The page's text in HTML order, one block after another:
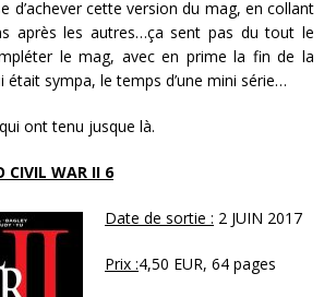
d’achever cette version du mag, en collant
après les autres…ça sent pas du tout le
le mag, avec en prime la fin de la
était sympa, le temps d’une mini série…
ont tenu jusque là.
CIVIL WAR II 6
Date de sortie : 2 JUIN 2017
Prix :4,50 EUR, 64 pages